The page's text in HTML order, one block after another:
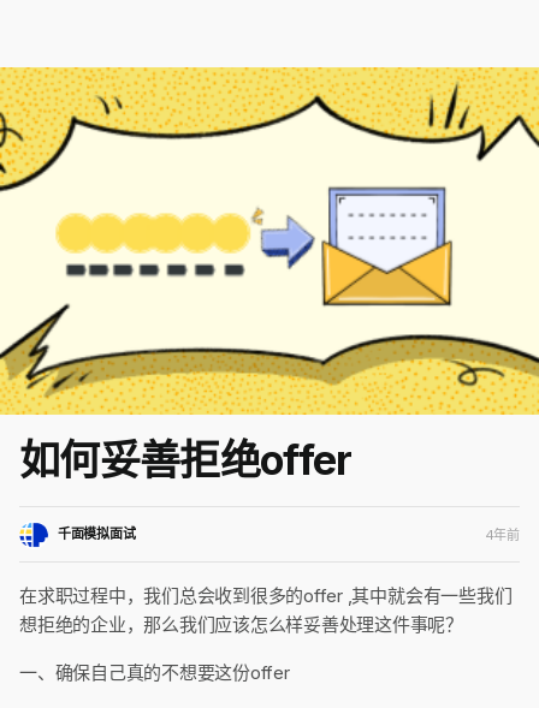
如何妥善拒绝offer
千面模拟面试 4年前
在求职过程中，我们总会收到很多的offer ,其中就会有一些我们
想拒绝的企业，那么我们应该怎么样妥善处理这件事呢？
一、确保自己真的不想要这份offer